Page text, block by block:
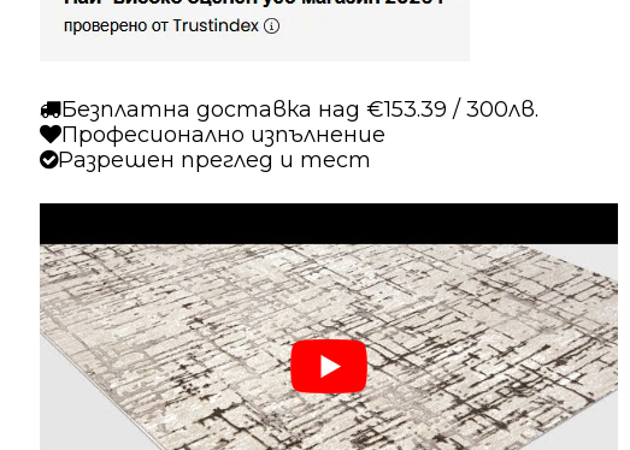
Безплатна доставка над €153.39 / 300лв.
Професионално изпълнение
Разрешен преглед и тест